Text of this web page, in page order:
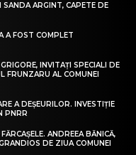
SANDA ARGINT, CAPETE DE
A FOST COMPLET
INVITAȚI SPECIALI DE
FRUNZARU AL COMUNEI
A DEȘEURILOR. INVESTIȚIE
PNRR
ANDREEA BĂNICĂ,
DE ZIUA COMUNEI